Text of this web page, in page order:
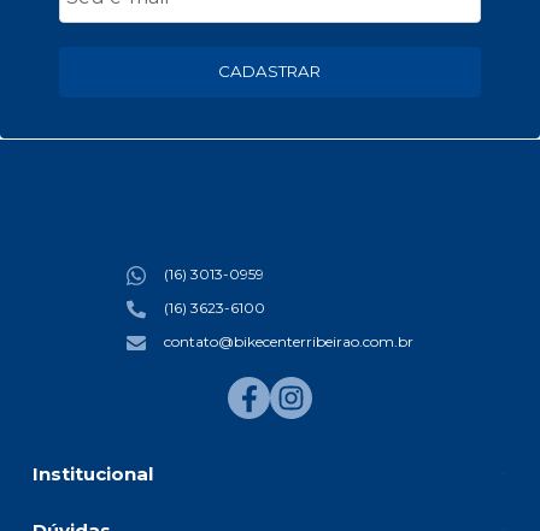
CADASTRAR
Institucional
(16) 3013-0959
(16) 3623-6100
contato@bikecenterribeirao.com.br